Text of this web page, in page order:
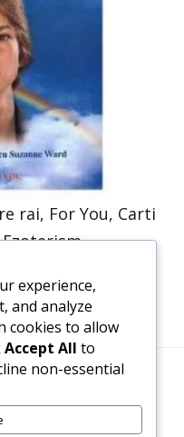
rai, For You, Carti
(GDPR)
experience,
and analyze
cookies to allow
Accept All to
non-essential